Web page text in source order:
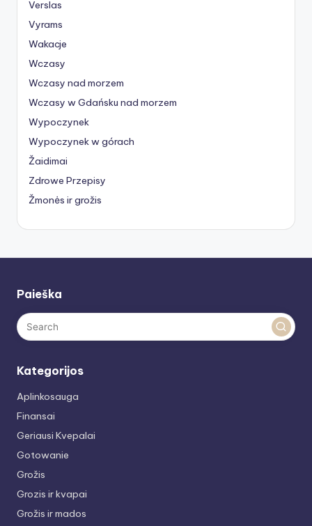
Verslas
Vyrams
Wakacje
Wczasy
Wczasy nad morzem
Wczasy w Gdańsku nad morzem
Wypoczynek
Wypoczynek w górach
Žaidimai
Zdrowe Przepisy
Žmonės ir grožis
Paieška
Kategorijos
Aplinkosauga
Finansai
Geriausi Kvepalai
Gotowanie
Grožis
Grozis ir kvapai
Grožis ir mados